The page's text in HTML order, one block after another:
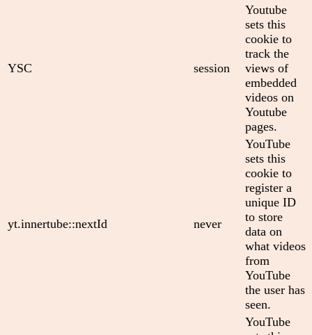
YSC session
Youtube
sets this
cookie to
track the
views of
embedded
videos on
Youtube
pages.
yt.innertube::nextId never
YouTube
sets this
cookie to
register a
unique ID
to store
data on
what videos
from
YouTube
the user has
seen.
YouTube